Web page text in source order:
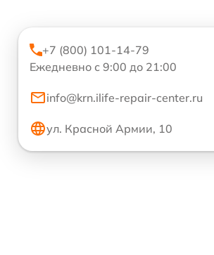
+7 (800) 101-14-79
Ежедневно с 9:00 до 21:00
info@krn.ilife-repair-center.ru
ул. Красной Армии, 10